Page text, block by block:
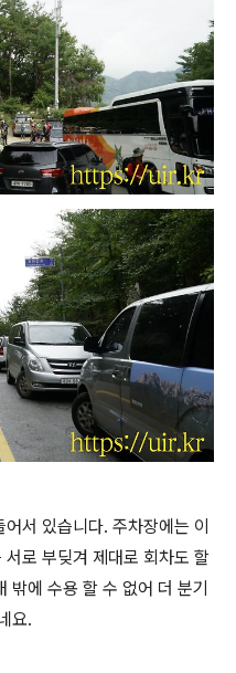
서 있습니다. 주차장에는 이
로 부딪겨 제대로 회차도 할
밖에 수용 할 수 없어 더 분기
요.